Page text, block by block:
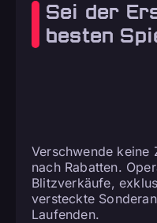
Sei der
besten
Verschwende keine
nach Rabatten.
Blitzverkäufe,
versteckte
Laufenden.